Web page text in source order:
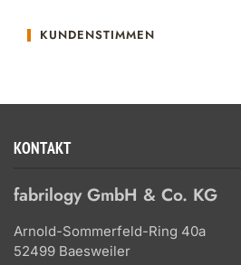
KUNDENSTIMMEN
KONTAKT
fabrilogy GmbH & Co. KG
Arnold-Sommerfeld-Ring 40a
52499 Baesweiler